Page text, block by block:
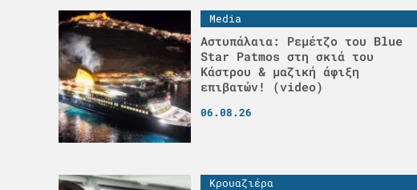
Media
Αστυπάλαια: Ρεμέτζο του Blue
Star Patmos στη σκιά του
Κάστρου & μαζική άφιξη
επιβατών! (video)
06.08.26
Κρουαζιέρα